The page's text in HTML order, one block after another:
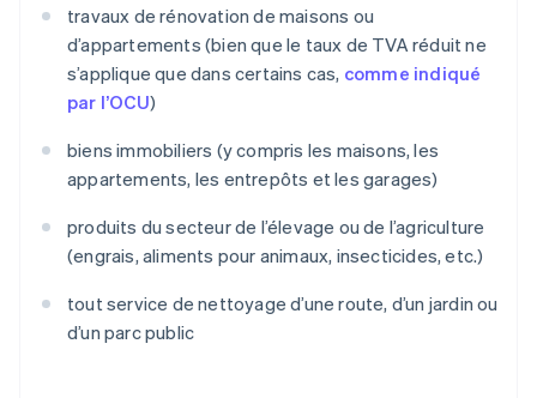
travaux de rénovation de maisons ou
d’appartements (bien que le taux de TVA réduit ne
s’applique que dans certains cas, comme indiqué
par l’OCU)
biens immobiliers (y compris les maisons, les
appartements, les entrepôts et les garages)
produits du secteur de l’élevage ou de l’agriculture
(engrais, aliments pour animaux, insecticides, etc.)
tout service de nettoyage d’une route, d’un jardin ou
d’un parc public